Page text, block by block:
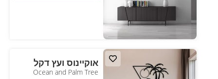
אוקיינוס ועץ דקל
Ocean and Palm Tree